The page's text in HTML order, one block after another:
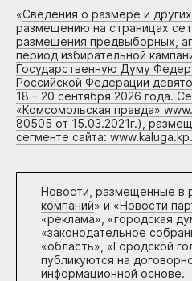
«Сведения о размере и
размещению на страницах
размещения предвыборных,
период избирательной
Государственную Думу
Российской Федерации
18 – 20 сентября 2026 года.
«Комсомольская правда»
80505 от 15.03.2021г.),
сегменте сайта:
Новости, размещенные в
компаний» и «Новости
«реклама», «городская
«законодательное
«область», «Городской
публикуются на
информационной основе.